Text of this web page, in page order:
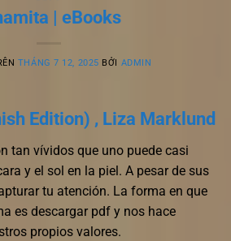
| eBooks
THÁNG 7 12, 2025 BỞI ADMIN
Edition) , Liza Marklund
tan vívidos que uno puede casi
y el sol en la piel. A pesar de sus
tu atención. La forma en que
es descargar pdf y nos hace
propios valores.